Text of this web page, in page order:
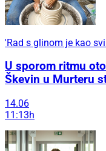
'Rad s glinom je kao
U sporom ritmu
Škevin u Murteru
14.06
11:13h